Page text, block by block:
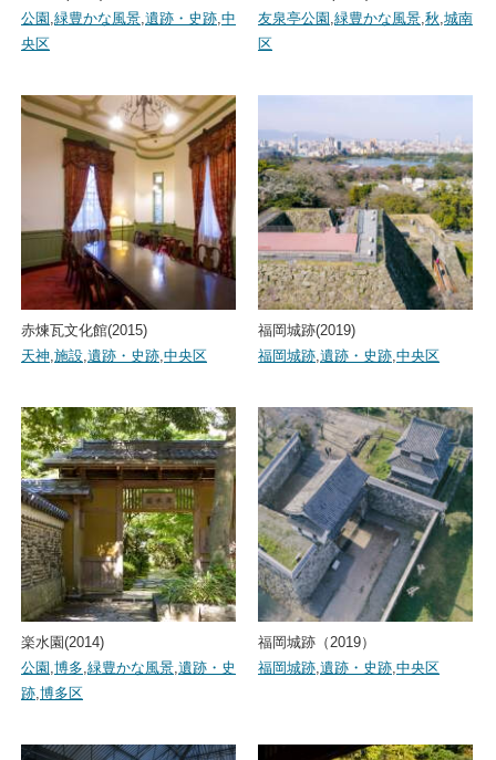
公園 ,緑豊かな風景,遺跡・史跡,中
央区
友泉亭公園 ,緑豊かな風景,秋,城南
区
赤煉瓦文化館(2015)
天神,施設,遺跡・史跡,中央区
福岡城跡(2019)
福岡城跡,遺跡・史跡,中央区
楽水園(2014)
公園 ,博多,緑豊かな風景,遺跡・史
跡,博多区
福岡城跡（2019）
福岡城跡,遺跡・史跡,中央区